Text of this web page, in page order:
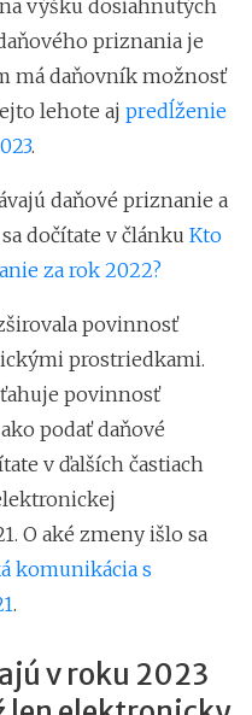
výšku dosiahnutých
priznania je
má daňovník možnosť
lehote aj predĺženie
.
daňové priznanie a
dočítate v článku Kto
za rok 2022?
povinnosť
prostriedkami.
povinnosť
podať daňové
v ďalších častiach
O aké zmeny išlo sa
komunikácia s
.
v roku 2023